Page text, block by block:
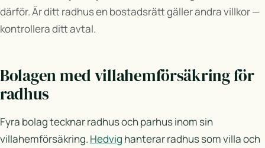
därför. Är ditt radhus en bostadsrätt gäller andra villkor —
kontrollera ditt avtal.
Bolagen med villahemförsäkring för
radhus
Fyra bolag tecknar radhus och parhus inom sin
villahemförsäkring. Hedvig hanterar radhus som villa och